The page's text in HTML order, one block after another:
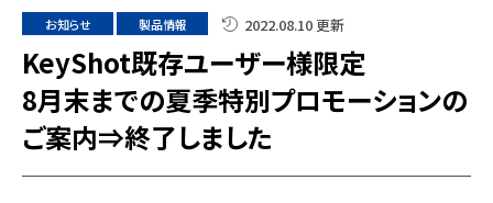
お知らせ 製品情報 2022.08.10 更新
KeyShot既存ユーザー様限定
8月末までの夏季特別プロモーションの
ご案内⇒終了しました